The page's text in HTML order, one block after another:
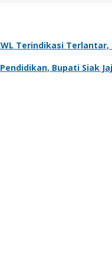
Terindikasi
Bupati Siak